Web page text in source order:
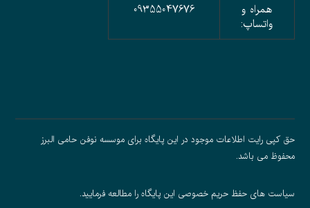
همراه و
واتساپ:
09355047676
حق کپی رایت اطلاعات موجود در این پایگاه برای موسسه نوفن حامی البرز
محفوظ می باشد.
سیاست های حفظ حریم خصوصی این پایگاه را مطالعه فرمایید.